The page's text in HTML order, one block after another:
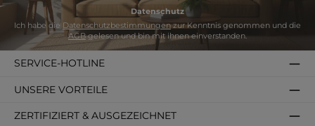
Datenschutz
Ich habe die Datenschutzbestimmungenzur Kenntnis genommen und die
AGBgelesen und bin mit ihnen einverstanden.
SERVICE-HOTLINE
ZERTIFIZIERT & AUSGEZEICHNET
UNSERE VORTEILE